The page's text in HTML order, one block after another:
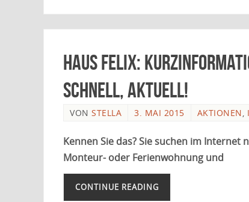
Haus FELIX:
schnell, aktuell!
VON STELLA 3. MAI 2015 AKTIONEN,
Kennen Sie das? Sie suchen im
Monteur- oder Ferienwohnung und
CONTINUE READING